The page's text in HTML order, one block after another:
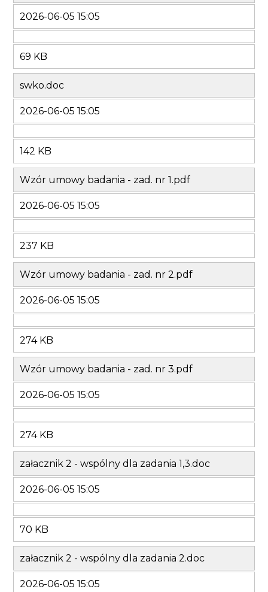
2026-06-05 15:05
69 KB
swko.doc
2026-06-05 15:05
142 KB
Wzór umowy badania - zad. nr 1.pdf
2026-06-05 15:05
237 KB
Wzór umowy badania - zad. nr 2.pdf
2026-06-05 15:05
274 KB
Wzór umowy badania - zad. nr 3.pdf
2026-06-05 15:05
274 KB
załacznik 2 - wspólny dla zadania 1,3.doc
2026-06-05 15:05
70 KB
załacznik 2 - wspólny dla zadania 2.doc
2026-06-05 15:05